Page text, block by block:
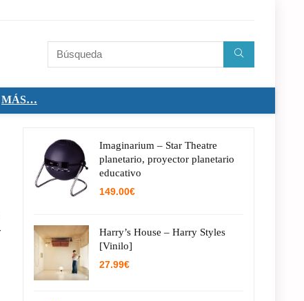
MÁS…
Imaginarium – Star Theatre
planetario, proyector planetario
educativo
149.00€
Harry’s House – Harry Styles
[Vinilo]
27.99€